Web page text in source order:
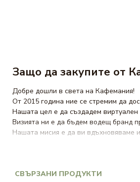
Защо да закупите от
Добре дошли в света на Кафемания!
От 2015 година ние се стремим да
Нашата цел е да създадем виртуален
Визията ни е да бъдем водещ бранд
Нашата мисия е да ви вдъхновяваме
Изберете онлайнмагазин за кафе
СВЪРЗАНИ ПРОДУКТИ